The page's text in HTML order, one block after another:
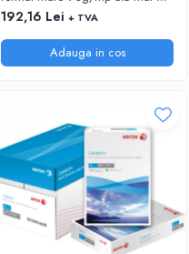
Bright White C6036A 36"
(914mm)x45,7m
192,16 Lei + TVA
Adauga in cos